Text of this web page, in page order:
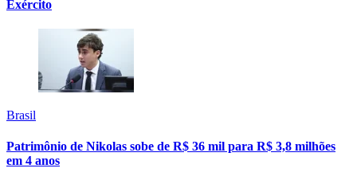
Exército
Brasil
Patrimônio de Nikolas sobe de R$ 36 mil para R$ 3,8 milhões
em 4 anos